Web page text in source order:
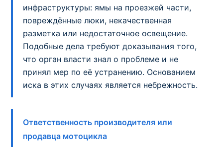
инфраструктуры: ямы на проезжей части,
повреждённые люки, некачественная
разметка или недостаточное освещение.
Подобные дела требуют доказывания того,
что орган власти знал о проблеме и не
принял мер по её устранению. Основанием
иска в этих случаях является небрежность.
Ответственность производителя или
продавца мотоцикла